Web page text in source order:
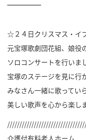
☆２４日クリスマス・イ
元宝塚歌劇団花組、娘役
ソロコンサートを行いま
宝塚のステージを見に行
みなさん一緒に歌ってい
美しい歌声を心から楽し